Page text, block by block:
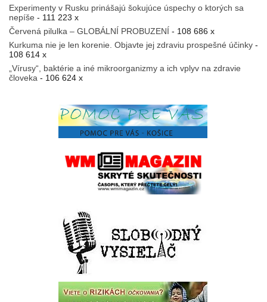
Experimenty v Rusku prinášajú šokujúce úspechy o ktorých sa
nepíše - 111 223 x
Červená pilulka – GLOBÁLNÍ PROBUZENÍ - 108 686 x
Kurkuma nie je len korenie. Objavte jej zdraviu prospešné účinky -
108 614 x
„Vírusy“, baktérie a iné mikroorganizmy a ich vplyv na zdravie
človeka - 106 624 x